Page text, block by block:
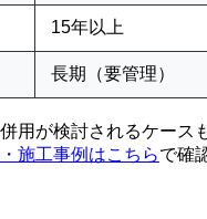
15年以上
長期（要管理）
が検討されるケース
施工事例はこちらで確